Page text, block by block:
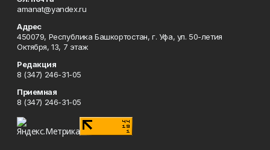
amanat@yandex.ru
Адрес
450079, Республика Башкортостан, г. Уфа, ул. 50-летия
Октября, 13, 7 этаж
Редакция
8 (347) 246-31-05
Приемная
8 (347) 246-31-05